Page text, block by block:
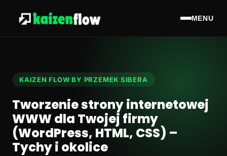
MENU
KAIZEN FLOW BY PRZEMEK SIBERA
Tworzenie strony internetowej
WWW dla Twojej firmy
(WordPress, HTML, CSS) –
Tychy i okolice